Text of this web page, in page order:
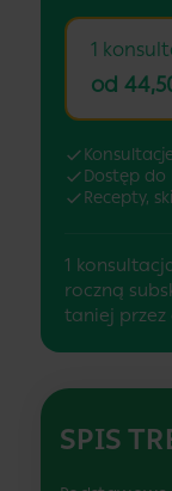
1
od
Dostęp do
Recepty,
1
roczną
taniej przez
SPIS